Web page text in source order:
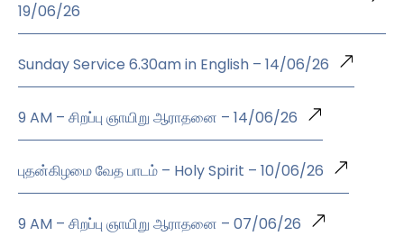
19/06/26
Sunday Service 6.30am in English – 14/06/26
9 AM – சிறப்பு ஞாயிறு ஆராதனை – 14/06/26
புதன்கிழமை வேத பாடம் – Holy Spirit – 10/06/26
9 AM – சிறப்பு ஞாயிறு ஆராதனை – 07/06/26